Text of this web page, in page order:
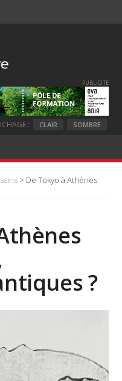
PUBLICITE
: CLAIR SOMBRE
> De Tokyo à Athènes
?